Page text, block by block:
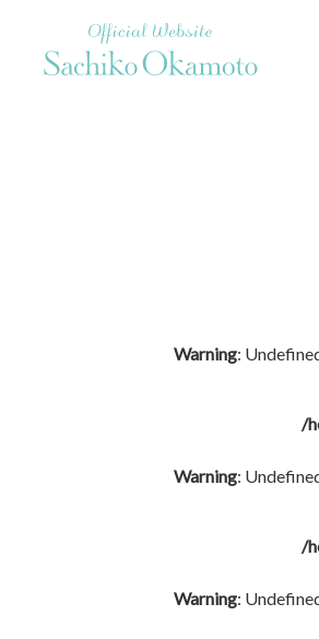
Warning:
/
Warning:
/
Warning: